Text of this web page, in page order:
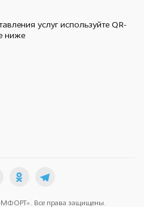
услуг используйте QR-
ниже
Все права защищены.